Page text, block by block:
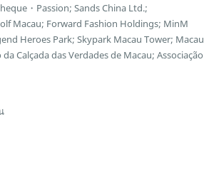
・Passion; Sands China Ltd.;
Macau; Forward Fashion Holdings; MinM
Heroes Park; Skypark Macau Tower; Macau
Calçada das Verdades de Macau; Associação